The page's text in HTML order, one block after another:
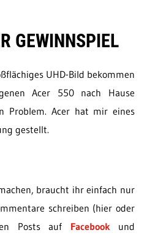
GEWINNSPIEL
UHD-Bild bekommen
Acer 550 nach Hause
Problem. Acer hat mir eines
gestellt.
braucht ihr einfach nur
schreiben (hier oder
Posts auf Facebookund